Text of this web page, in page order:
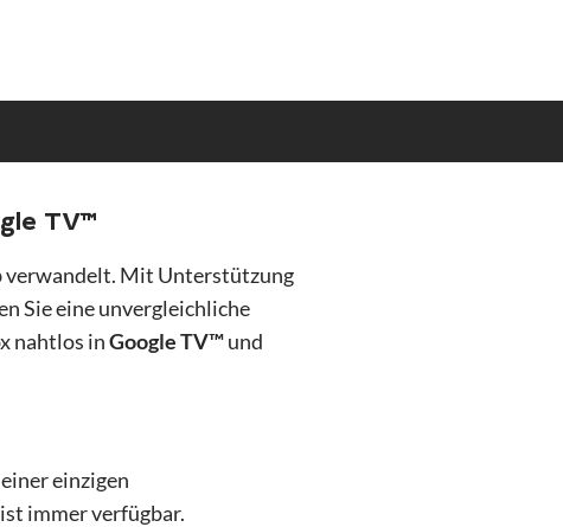
TV™
verwandelt. Mit Unterstützung
Sie eine unvergleichliche
nahtlos inGoogle TV™und
einzigen
immer verfügbar.